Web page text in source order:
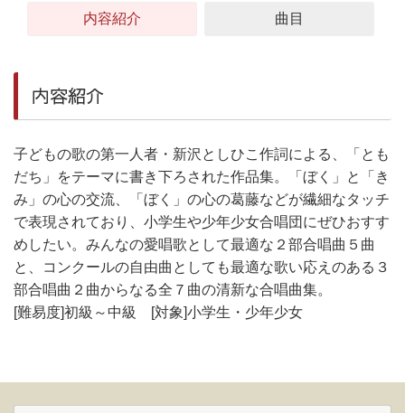
内容紹介 曲目
内容紹介
子どもの歌の第一人者・新沢としひこ作詞による、「とも
だち」をテーマに書き下ろされた作品集。「ぼく」と「き
み」の心の交流、「ぼく」の心の葛藤などが繊細なタッチ
で表現されており、小学生や少年少女合唱団にぜひおすす
めしたい。みんなの愛唱歌として最適な２部合唱曲５曲
と、コンクールの自由曲としても最適な歌い応えのある３
部合唱曲２曲からなる全７曲の清新な合唱曲集。
[難易度]初級～中級 [対象]小学生・少年少女